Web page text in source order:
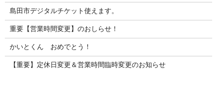
島田市デジタルチケット使えます。
重要【営業時間変更】のおしらせ！
かいとくん おめでとう！
【重要】定休日変更＆営業時間臨時変更のお知らせ